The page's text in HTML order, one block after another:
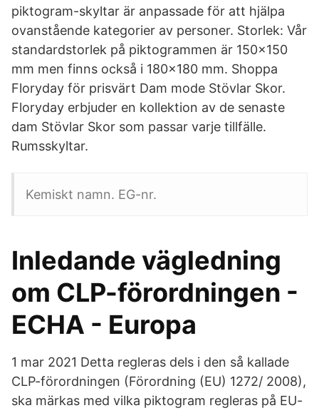
piktogram-skyltar är anpassade för att hjälpa
ovanstående kategorier av personer. Storlek: Vår
standardstorlek på piktogrammen är 150x150
mm men finns också i 180x180 mm. Shoppa
Floryday för prisvärt Dam mode Stövlar Skor.
Floryday erbjuder en kollektion av de senaste
dam Stövlar Skor som passar varje tillfälle.
Rumsskyltar.
Kemiskt namn. EG-nr.
Inledande vägledning
om CLP-förordningen -
ECHA - Europa
1 mar 2021 Detta regleras dels i den så kallade
CLP-förordningen (Förordning (EU) 1272/ 2008),
ska märkas med vilka piktogram regleras på EU-